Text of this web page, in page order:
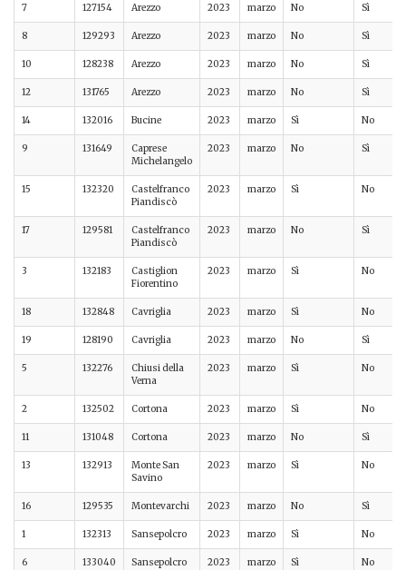
7 127154 Arezzo 2023 marzo No Sì
8 129293 Arezzo 2023 marzo No Sì
10 128238 Arezzo 2023 marzo No Sì
12 131765 Arezzo 2023 marzo No Sì
14 132016 Bucine 2023 marzo Sì No
9 131649
Caprese
Michelangelo
2023 marzo No Sì
15 132320
Castelfranco
Piandiscò
2023 marzo Sì No
17 129581
Castelfranco
Piandiscò
2023 marzo No Sì
3 132183
Castiglion
Fiorentino
2023 marzo Sì No
18 132848 Cavriglia 2023 marzo Sì No
19 128190 Cavriglia 2023 marzo No Sì
5 132276
Chiusi della
Verna
2023 marzo Sì No
2 132502 Cortona 2023 marzo Sì No
11 131048 Cortona 2023 marzo No Sì
13 132913
Monte San
Savino
2023 marzo Sì No
16 129535 Montevarchi 2023 marzo No Sì
1 132313 Sansepolcro 2023 marzo Sì No
6 133040 Sansepolcro 2023 marzo Sì No